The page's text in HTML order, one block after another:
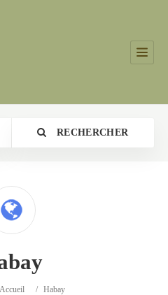
RECHERCHER
Accueil / Habay